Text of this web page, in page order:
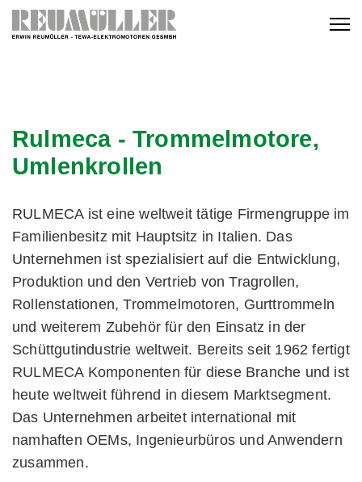
Rulmeca - Trommelmotore,
Umlenkrollen
RULMECA ist eine weltweit tätige Firmengruppe im
Familienbesitz mit Hauptsitz in Italien. Das
Unternehmen ist spezialisiert auf die Entwicklung,
Produktion und den Vertrieb von Tragrollen,
Rollenstationen, Trommelmotoren, Gurttrommeln
und weiterem Zubehör für den Einsatz in der
Schüttgutindustrie weltweit. Bereits seit 1962 fertigt
RULMECA Komponenten für diese Branche und ist
heute weltweit führend in diesem Marktsegment.
Das Unternehmen arbeitet international mit
namhaften OEMs, Ingenieurbüros und Anwendern
zusammen.